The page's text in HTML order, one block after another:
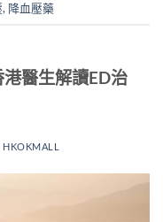
, 降血壓藥
醫生解讀ED治
HKOKMALL